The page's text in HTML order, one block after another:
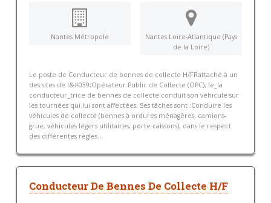
Nantes Métropole
Nantes Loire-Atlantique (Pays
de la Loire)
Le poste de Conducteur de bennes de collecte H/FRattaché à un
des sites de l&#039;Opérateur Public de Collecte (OPC), le_la
conducteur_trice de bennes de collecte conduit son véhicule sur
les tournées qui lui sont affectées. Ses tâches sont :Conduire les
véhicules de collecte (bennes à ordures ménagères, camions-
grue, véhicules légers utilitaires, porte-caissons), dans le respect
des différentes règles...
Conducteur De Bennes De Collecte H/F